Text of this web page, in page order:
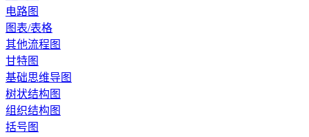
电路图
图表/表格
其他流程图
甘特图
基础思维导图
树状结构图
组织结构图
括号图